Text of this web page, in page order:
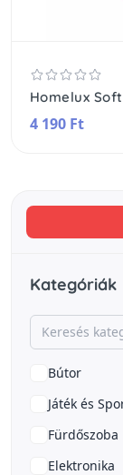
Kategóriák
Bútor
Játék és
Fürdőszoba
Elektronika
Homelux
4 190 Ft